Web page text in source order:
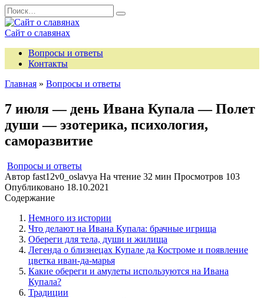
Перейти
к
содержанию
Search
for:
Сайт о славянах
Вопросы и ответы
Контакты
Главная » Вопросы и ответы
7 июля — день Ивана Купала — Полет
души — эзотерика, психология,
саморазвитие
Вопросы и ответы
Автор fast12v0_oslavya На чтение 32 мин Просмотров 103
Опубликовано 18.10.2021
Содержание
Немного из истории
Что делают на Ивана Купала: брачные игрища
Обереги для тела, души и жилища
Легенда о близнецах Купале да Костроме и появление
цветка иван-да-марья
Какие обереги и амулеты используются на Ивана
Купала?
Традиции